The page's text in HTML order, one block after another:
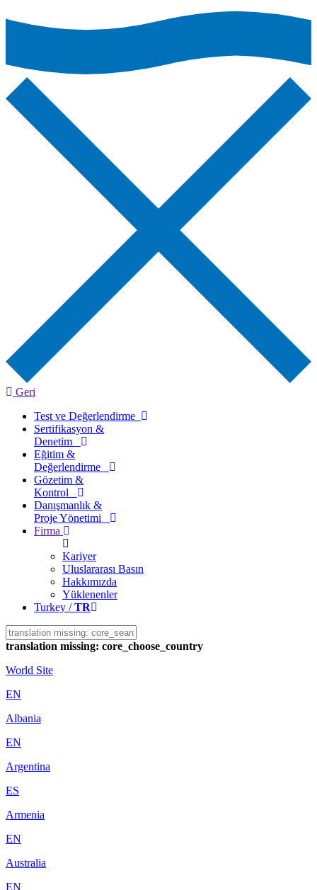
Geri
Test ve Değerlendirme
Sertifikasyon &
Denetim
Eğitim &
Değerlendirme
Gözetim &
Kontrol
Danışmanlık &
Proje Yönetimi
Firma
Kariyer
Uluslararası Basın
Hakkımızda
Yüklenenler
Turkey /TR
translation missing: core_choose_country
World Site
EN
Albania
EN
Argentina
ES
Armenia
EN
Australia
EN